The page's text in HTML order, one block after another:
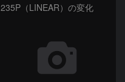
235P（LINEAR）の変化